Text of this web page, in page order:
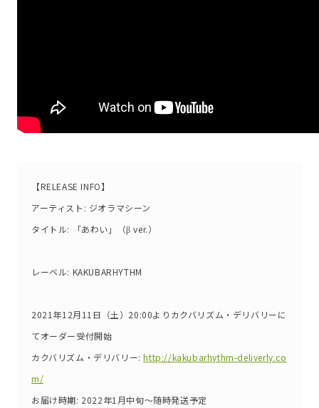
【RELEASE INFO】
アーティスト: ジオラマシーン
タイトル: 「あわい」（β ver.）
レーベル: KAKUBARHYTHM
2021年12月11日（土）20:00よりカクバリズム・デリバリーに
てオーダー受付開始
カクバリズム・デリバリー:http://kakubarhythm-deliverly.co
m/
お届け時期: 2022年1月中旬〜随時発送予定